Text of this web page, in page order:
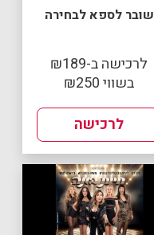
שובר לספא לבחירה
לרכישה ב-₪189
בשווי ₪250
לרכישה